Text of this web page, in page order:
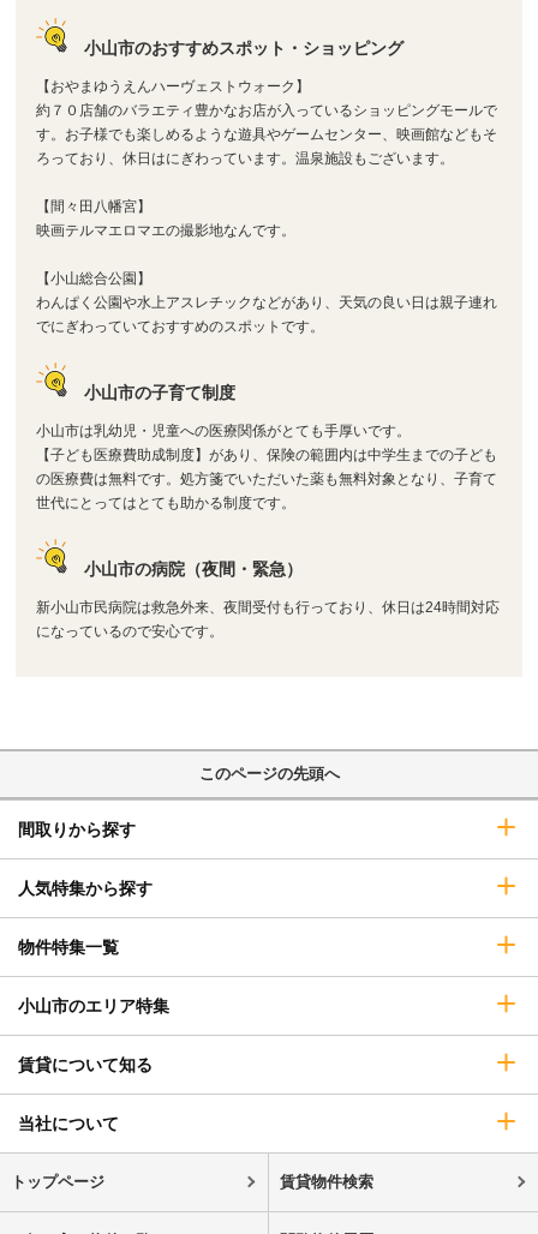
小山市のおすすめスポット・ショッピング
【おやまゆうえんハーヴェストウォーク】
約７０店舗のバラエティ豊かなお店が入っているショッピングモールで
す。お子様でも楽しめるような遊具やゲームセンター、映画館などもそ
ろっており、休日はにぎわっています。温泉施設もございます。
【間々田八幡宮】
映画テルマエロマエの撮影地なんです。
【小山総合公園】
わんぱく公園や水上アスレチックなどがあり、天気の良い日は親子連れ
でにぎわっていておすすめのスポットです。
小山市の子育て制度
小山市は乳幼児・児童への医療関係がとても手厚いです。
【子ども医療費助成制度】があり、保険の範囲内は中学生までの子ども
の医療費は無料です。処方箋でいただいた薬も無料対象となり、子育て
世代にとってはとても助かる制度です。
小山市の病院（夜間・緊急）
新小山市民病院は救急外来、夜間受付も行っており、休日は24時間対応
になっているので安心です。
このページの先頭へ
間取りから探す
人気特集から探す
物件特集一覧
小山市のエリア特集
賃貸について知る
当社について
トップページ 賃貸物件検索